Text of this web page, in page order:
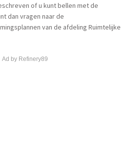
of u kunt bellen met de
dan vragen naar de
van de afdeling Ruimtelijke
Ad by Refinery89